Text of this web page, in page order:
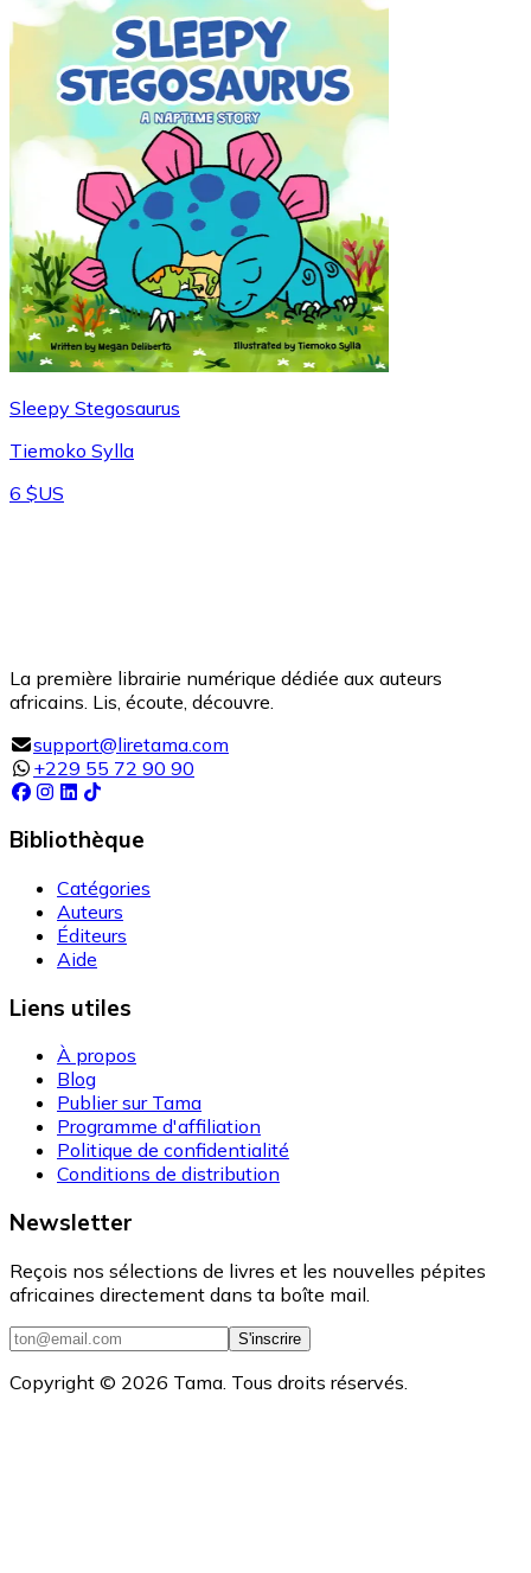
Sleepy Stegosaurus
Tiemoko Sylla
6 $US
La première librairie numérique dédiée aux auteurs
africains. Lis, écoute, découvre.
support@liretama.com
+229 55 72 90 90
Bibliothèque
Catégories
Auteurs
Éditeurs
Aide
Liens utiles
À propos
Blog
Publier sur Tama
Programme d'affiliation
Politique de confidentialité
Conditions de distribution
Newsletter
Reçois nos sélections de livres et les nouvelles pépites
africaines directement dans ta boîte mail.
S'inscrire
Copyright © 2026 Tama. Tous droits réservés.